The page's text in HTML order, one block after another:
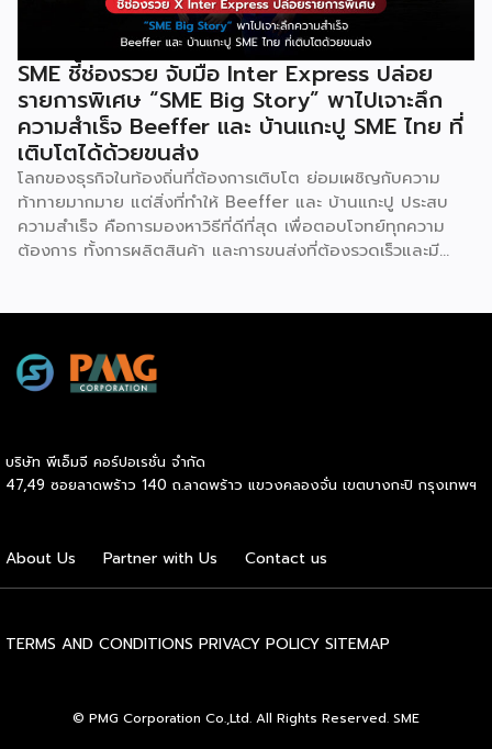
SME ชี้ช่องรวย จับมือ Inter Express ปล่อย
รายการพิเศษ “SME Big Story” พาไปเจาะลึก
ความสำเร็จ Beeffer และ บ้านแกะปู SME ไทย ที่
เติบโตได้ด้วยขนส่ง
โลกของธุรกิจในท้องถิ่นที่ต้องการเติบโต ย่อมเผชิญกับความ
ท้าทายมากมาย แต่สิ่งที่ทำให้ Beeffer และ บ้านแกะปู ประสบ
ความสำเร็จ คือการมองหาวิธีที่ดีที่สุด เพื่อตอบโจทย์ทุกความ
ต้องการ ทั้งการผลิตสินค้า และการขนส่งที่ต้องรวดเร็วและมี
วัวในจังหวัดระยอง และขยายสู่การเป็นแบรนด์ที่ได้รับความนิยม
ทั่วประเทศ ความสำเร็จของ Beeffer ไม่ได้เกิดขึ้นจากแค่การมี
จังหวัด บ้านแกะปู : ร้านอาหารทะเลในอ่างศิลา กับความสำเร็จ
ที่มาจากความใส่ใจในคุณภาพสินค้า ตอบโจทย์ painpoint ของ
สมบูรณ์แบบ ไม่ว่าจะเป็น Beeffer หรือ บ้านแกะปู สิ่งที่ทั้งสอง
แบรนด์มีเหมือนกันคือการเลือกขนส่งควบคุมอุณหภูมิที่มีความ
ทุกรูปแบบ ไม่ใช่เพียงแค่ขนส่ง แต่ยังเป็นตัวช่วยสำคัญในการ
บริษัท พีเอ็มจี คอร์ปอเรชั่น จำกัด
47,49 ซอยลาดพร้าว 140 ถ.ลาดพร้าว แขวงคลองจั่น เขตบางกะปิ กรุงเทพฯ
About Us Partner with Us Contact us
TERMS AND CONDITIONS PRIVACY POLICY SITEMAP
© PMG Corporation Co.,Ltd. All Rights Reserved. SME